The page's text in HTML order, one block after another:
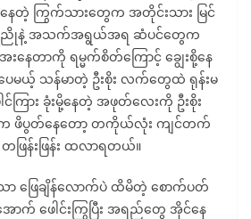
တဲ့ ကြွက်သားတွေက အတိုင်းသား မြင်
ညိုနဲ့ အသက်အရွယ်အရ ဆံပင်တွေက
းနေတာကို ရမ္မက်စိတ်ကြောင့် ချွေးစို့နေ
ပေမယ့် သန်မာတဲ့ ဦးစိုး လက်တွေထဲ ရုန်းမ
င်ကြား ခုံးမို့နေတဲ့ အဖုတ်လေးကို ဦးစိုး
က ဖိပွတ်နေတော့ တကိုယ်လုံး ကျင်တက်
ဖြန်းဖြန်း ထလာရတယ်။
သာ ဖြေချိန်လောက်ပဲ ထိမိတဲ့ စောက်ပတ်
ောက် ဖေါင်းကြွပြီး အရည်တွေ အိုင်နေ